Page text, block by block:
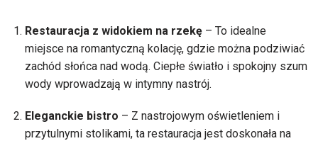
Restauracja z widokiem na rzekę – To idealne
miejsce na romantyczną kolację, gdzie można podziwiać
zachód słońca nad wodą. Ciepłe światło i spokojny szum
wody wprowadzają w intymny nastrój.
Eleganckie bistro – Z nastrojowym oświetleniem i
przytulnymi stolikami, ta restauracja jest doskonała na